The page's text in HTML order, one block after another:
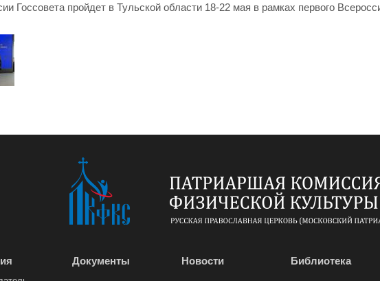
Госсовета пройдет в Тульской области 18-22 мая в рамках первого
Документы Новости Библиотека